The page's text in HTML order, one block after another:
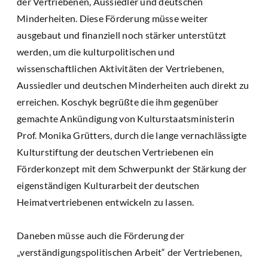
Minderheiten. Diese Förderung müsse weiter
ausgebaut und finanziell noch stärker unterstützt
werden, um die kulturpolitischen und
wissenschaftlichen Aktivitäten der Vertriebenen,
Aussiedler und deutschen Minderheiten auch direkt zu
erreichen. Koschyk begrüßte die ihm gegenüber
gemachte Ankündigung von Kulturstaatsministerin
Prof. Monika Grütters, durch die lange vernachlässigte
Kulturstiftung der deutschen Vertriebenen ein
Förderkonzept mit dem Schwerpunkt der Stärkung der
eigenständigen Kulturarbeit der deutschen
Heimatvertriebenen entwickeln zu lassen.
Daneben müsse auch die Förderung der
„verständigungspolitischen Arbeit“ der Vertriebenen,